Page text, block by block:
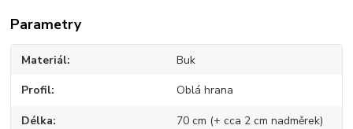
Parametry
Materiál Buk
Profil Oblá hrana
Délka 70 cm (+ cca 2 cm nadměrek)